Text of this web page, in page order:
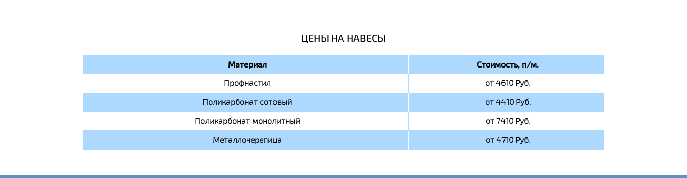
ЦЕНЫ НА НАВЕСЫ
Материал Стоимость, п/м.
Профнастил
от 4610 Руб.
Поликарбонат сотовый
от 4410 Руб.
Поликарбонат монолитный
от 7410 Руб.
Металлочерепица
от 4710 Руб.